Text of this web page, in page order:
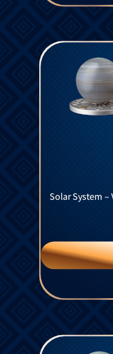
Solar System –